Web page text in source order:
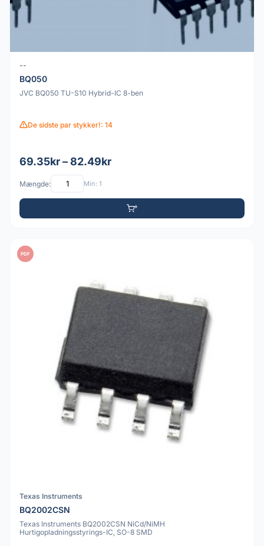
--
BQ050
JVC BQ050 TU-S10 Hybrid-IC 8-ben
De sidste par stykker!: 14
69.35kr – 82.49kr
Mængde: Min: 1
PDF
Texas Instruments
BQ2002CSN
Texas Instruments BQ2002CSN NiCd/NiMH
Hurtigopladningsstyrings-IC, SO-8 SMD